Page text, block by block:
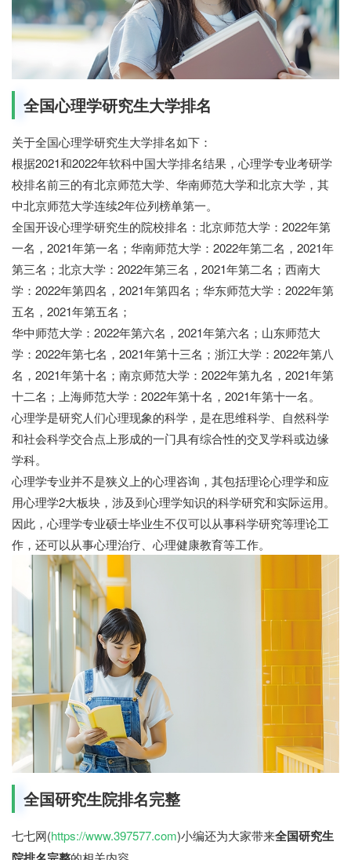
全国心理学研究生大学排名
关于全国心理学研究生大学排名如下：
根据2021和2022年软科中国大学排名结果，心理学专业考研学
校排名前三的有北京师范大学、华南师范大学和北京大学，其
中北京师范大学连续2年位列榜单第一。
全国开设心理学研究生的院校排名：北京师范大学：2022年第
一名，2021年第一名；华南师范大学：2022年第二名，2021年
第三名；北京大学：2022年第三名，2021年第二名；西南大
学：2022年第四名，2021年第四名；华东师范大学：2022年第
五名，2021年第五名；
华中师范大学：2022年第六名，2021年第六名；山东师范大
学：2022年第七名，2021年第十三名；浙江大学：2022年第八
名，2021年第十名；南京师范大学：2022年第九名，2021年第
十二名；上海师范大学：2022年第十名，2021年第十一名。
心理学是研究人们心理现象的科学，是在思维科学、自然科学
和社会科学交合点上形成的一门具有综合性的交叉学科或边缘
学科。
心理学专业并不是狭义上的心理咨询，其包括理论心理学和应
用心理学2大板块，涉及到心理学知识的科学研究和实际运用。
因此，心理学专业硕士毕业生不仅可以从事科学研究等理论工
作，还可以从事心理治疗、心理健康教育等工作。
全国研究生院排名完整
七七网(https://www.397577.com)小编还为大家带来全国研究生